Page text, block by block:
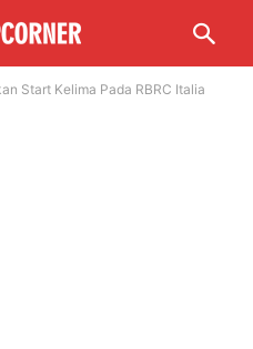
Start Kelima Pada RBRC Italia